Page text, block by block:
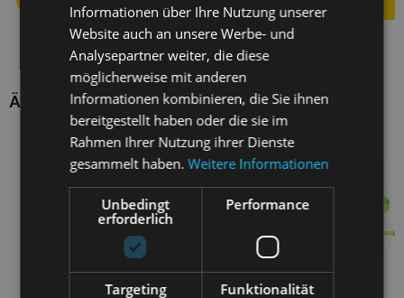
Ähnliche Produkte
Informationen über Ihre Nutzung unserer
Website auch an unsere Werbe- und
Analysepartner weiter, die diese
möglicherweise mit anderen
Informationen kombinieren, die Sie ihnen
bereitgestellt haben oder die sie im
Rahmen Ihrer Nutzung ihrer Dienste
gesammelt haben.Weitere Informationen
Unbedingt
erforderlich
Performance
Targeting Funktionalität